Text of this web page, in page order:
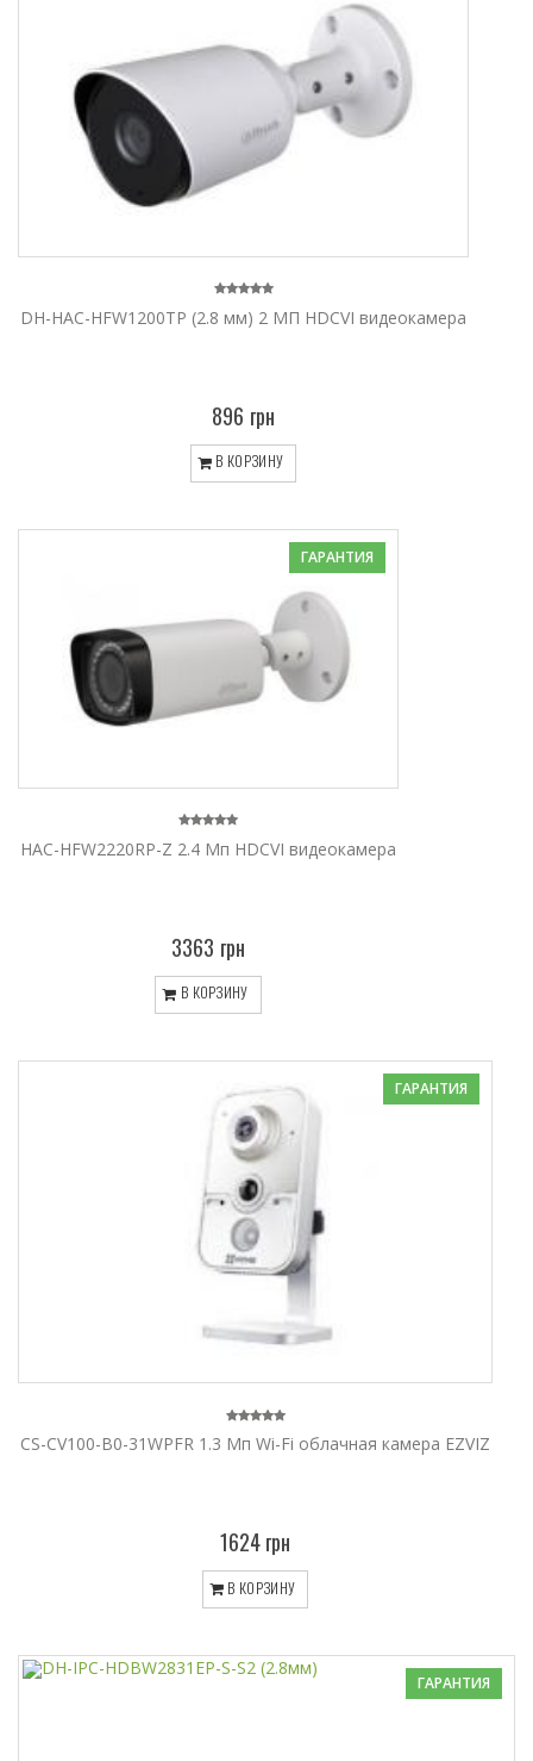
DH-HAC-HFW1200TP (2.8 мм) 2 МП HDCVI видеокамера
896 грн
В КОРЗИНУ
ГАРАНТИЯ
HAC-HFW2220RP-Z 2.4 Мп HDCVI видеокамера
3363 грн
В КОРЗИНУ
ГАРАНТИЯ
CS-CV100-B0-31WPFR 1.3 Мп Wi-Fi облачная камера EZVIZ
1624 грн
В КОРЗИНУ
ГАРАНТИЯ